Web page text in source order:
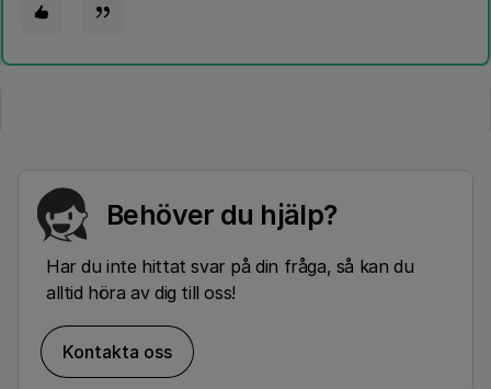
Behöver du hjälp?
Har du inte hittat svar på din fråga, så kan du
alltid höra av dig till oss!
Kontakta oss